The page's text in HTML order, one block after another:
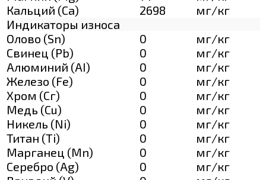
Кальций (Са)
2698
мг/кг
Индикаторы износа
Олово (Sn)
0
мг/кг
Свинец (Pb)
0
мг/кг
Алюминий (AI)
0
мг/кг
Железо (Fe)
0
мг/кг
Хром (Сг)
0
мг/кг
Медь (Cu)
0
мг/кг
Никель (Ni)
0
мг/кг
Титан (Ti)
0
мг/кг
Марганец (Mn)
0
мг/кг
Серебро (Ag)
0
мг/кг